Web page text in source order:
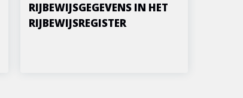
RIJBEWIJSGEGEVENS IN HET
RIJBEWIJSREGISTER